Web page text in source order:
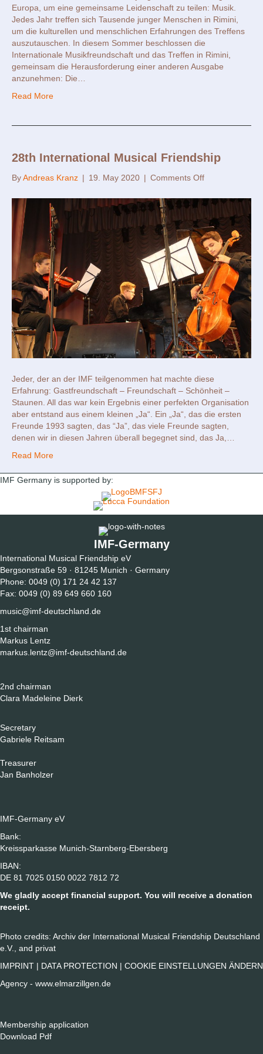
Europa, um eine gemeinsame Leidenschaft zu teilen: Musik.
Jedes Jahr treffen sich Tausende junger Menschen in Rimini,
um die kulturellen und menschlichen Erfahrungen des Treffens
auszutauschen. In diesem Sommer beschlossen die
Internationale Musikfreundschaft und das Treffen in Rimini,
gemeinsam die Herausforderung einer anderen Ausgabe
anzunehmen: Die…
Read More
28th International Musical Friendship
ByAndreas Kranz | 19. May 2020 | Comments Offon
International
Friendship
Jeder, der an der IMF teilgenommen hat machte diese
Erfahrung: Gastfreundschaft – Freundschaft – Schönheit –
Staunen. All das war kein Ergebnis einer perfekten Organisation
aber entstand aus einem kleinen „Ja“. Ein „Ja“, das die ersten
Freunde 1993 sagten, das “Ja”, das viele Freunde sagten,
denen wir in diesen Jahren überall begegnet sind, das Ja,…
Read More
IMF Germany is supported by:
IMF-Germany
International Musical Friendship eV
Bergsonstraße 59 · 81245 Munich · Germany
Phone: 0049 (0) 171 24 42 137
Fax: 0049 (0) 89 649 660 160
music@imf-deutschland.de
1st chairman
Markus Lentz
markus.lentz@imf-deutschland.de
2nd chairman
Clara Madeleine Dierk
Secretary
Gabriele Reitsam
Treasurer
Jan Banholzer
IMF-Germany eV
Bank:
Kreissparkasse Munich-Starnberg-Ebersberg
IBAN:
DE 81 7025 0150 0022 7812 72
We gladly accept financial support. You will receive a donation
receipt.
Photo credits: Archiv der International Musical Friendship Deutschland
e.V., and privat
IMPRINT | DATA PROTECTION | COOKIE EINSTELLUNGEN ÄNDERN
Agency - www.elmarzillgen.de
Membership application
Download Pdf